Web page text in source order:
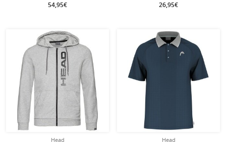
54,95€ 26,95€
Head
Head